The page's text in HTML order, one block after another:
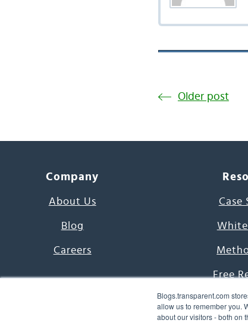
Blogs.transparent.com
allow us to remember you.
about our visitors - both on
Older post
Company
About Us
Blog
Careers
Case
White
Free
7000